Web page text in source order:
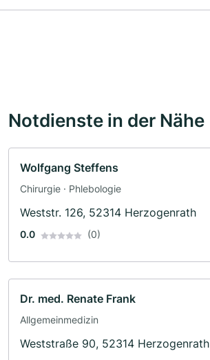
Notdienste in der Nähe
Wolfgang Steffens
Chirurgie · Phlebologie
Weststr. 126, 52314 Herzogenrath
0.0 (0)
Dr. med. Renate Frank
Allgemeinmedizin
Weststraße 90, 52314 Herzogenrath